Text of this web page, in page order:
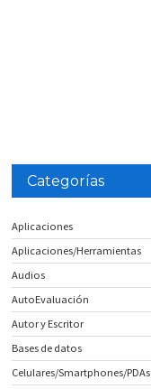
Categorías
Aplicaciones
Aplicaciones/Herramientas
Audios
AutoEvaluación
Autor y Escritor
Bases de datos
Celulares/Smartphones/PDAs